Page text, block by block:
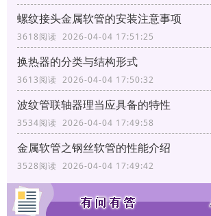
螺纹接头金属软管的安装注意事项
3618阅读 2026-04-04 17:51:25
换热器的分类与结构形式
3613阅读 2026-04-04 17:50:32
波纹管联轴器理当应具备的特性
3534阅读 2026-04-04 17:49:58
金属软管之钢丝软管的性能介绍
3528阅读 2026-04-04 17:49:42